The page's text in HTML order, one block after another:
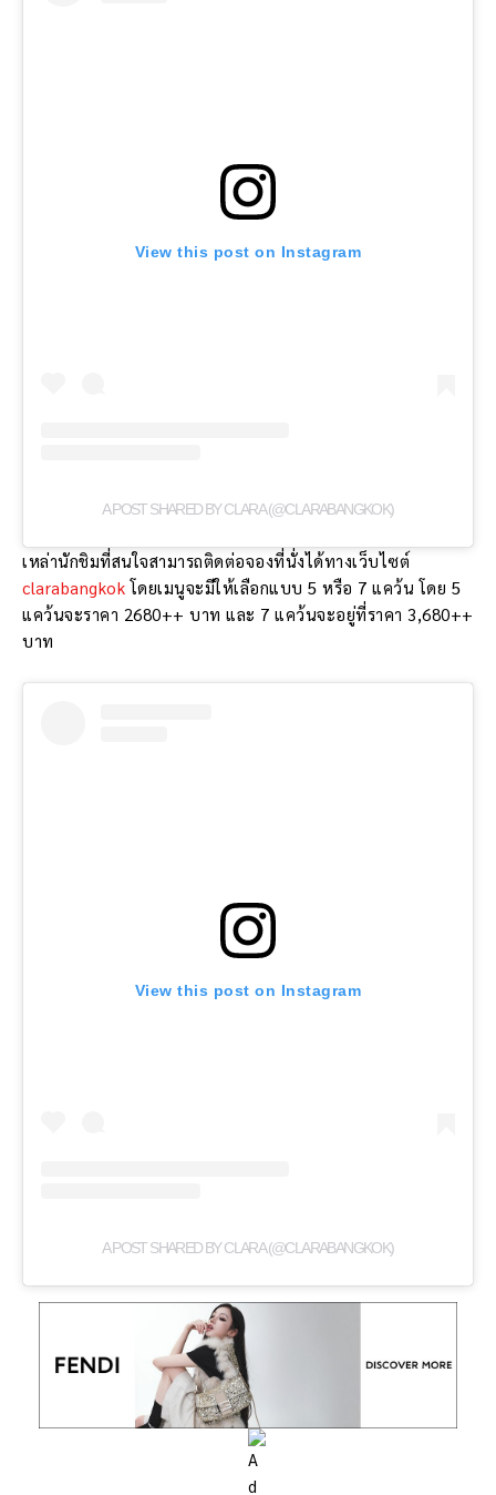
View this post on Instagram
A POST SHARED BY CLARA (@CLARABANGKOK)
เหล่านักชิมที่สนใจสามารถติดต่อจองที่นั่งได้ทางเว็บไซต์
clarabangkok โดยเมนูจะมีให้เลือกแบบ 5 หรือ 7 แคว้น โดย 5
แคว้นจะราคา 2680++ บาท และ 7 แคว้นจะอยู่ที่ราคา 3,680++
บาท
View this post on Instagram
A POST SHARED BY CLARA (@CLARABANGKOK)